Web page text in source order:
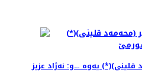
یه‌وه‌ …و: نه‌ژاد عزیز